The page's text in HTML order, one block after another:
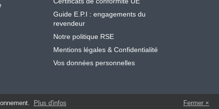
Plus d'infos Fermer
Guide E.P.I : engagements du
revendeur
Notre politique RSE
Mentions légales & Confidentialité
Vos données personnelles